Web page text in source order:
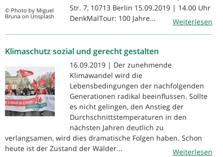
© Photo by Miguel
Bruna on Unsplash
Str. 7, 10713 Berlin 15.09.2019 | 14.00 Uhr
DenkMalTour: 100 Jahre...
Weiterlesen
Klimaschutz sozial und gerecht gestalten
16.09.2019 | Der zunehmende
Klimawandel wird die
Lebensbedingungen der nachfolgenden
Generationen radikal beeinflussen. Sollte
es nicht gelingen, den Anstieg der
Durchschnittstemperaturen in den
nächsten Jahren deutlich zu
verlangsamen, wird dies dramatische Folgen haben. Schon
heute ist der Zustand der Wälder...
Weiterlesen